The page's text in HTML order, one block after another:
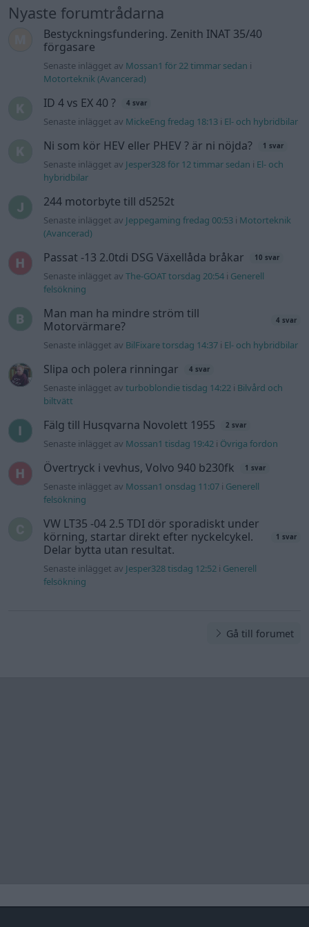
Nyaste forumtrådarna
Bestyckningsfundering. Zenith INAT 35/40
förgasare
Senaste inlägget av Mossan1 för 22 timmar sedan i
Motorteknik (Avancerad)
ID 4 vs EX 40 ? 4 svar
Senaste inlägget av MickeEng fredag 18:13 i El- och hybridbilar
Ni som kör HEV eller PHEV ? är ni nöjda? 1 svar
Senaste inlägget av Jesper328 för 12 timmar sedan i El- och
hybridbilar
244 motorbyte till d5252t
Senaste inlägget av Jeppegaming fredag 00:53 i Motorteknik
(Avancerad)
Passat -13 2.0tdi DSG Växellåda bråkar 10 svar
Senaste inlägget avThe-GOAT torsdag 20:54 i Generell
felsökning
Man man ha mindre ström till
Motorvärmare?
4 svar
Senaste inlägget av BilFixare torsdag 14:37 i El- och hybridbilar
Slipa och polera rinningar 4 svar
Senaste inlägget avturboblondie tisdag 14:22 i Bilvård och
biltvätt
Fälg till Husqvarna Novolett 1955 2 svar
Senaste inlägget av Mossan1 tisdag 19:42 i Övriga fordon
Övertryck i vevhus, Volvo 940 b230fk 1 svar
Senaste inlägget av Mossan1 onsdag 11:07 i Generell
felsökning
VW LT35 -04 2.5 TDI dör sporadiskt under
körning, startar direkt efter nyckelcykel.
Delar bytta utan resultat.
1 svar
Senaste inlägget av Jesper328 tisdag 12:52 i Generell
felsökning
Gå till forumet